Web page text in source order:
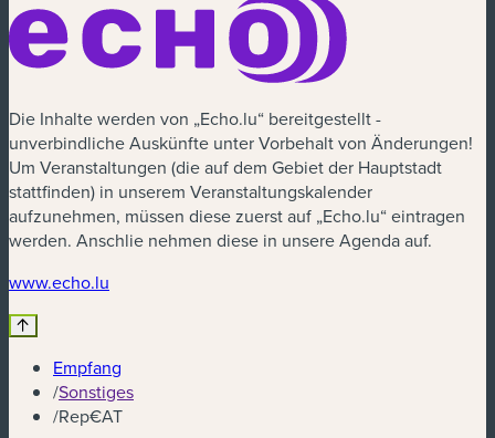
Die Inhalte werden von „Echo.lu“ bereitgestellt -
unverbindliche Auskünfte unter Vorbehalt von Änderungen!
Um Veranstaltungen (die auf dem Gebiet der Hauptstadt
stattfinden) in unserem Veranstaltungskalender
aufzunehmen, müssen diese zuerst auf „Echo.lu“ eintragen
werden. Anschlie nehmen diese in unsere Agenda auf.
www.echo.lu
Empfang
/Sonstiges
/Rep€AT